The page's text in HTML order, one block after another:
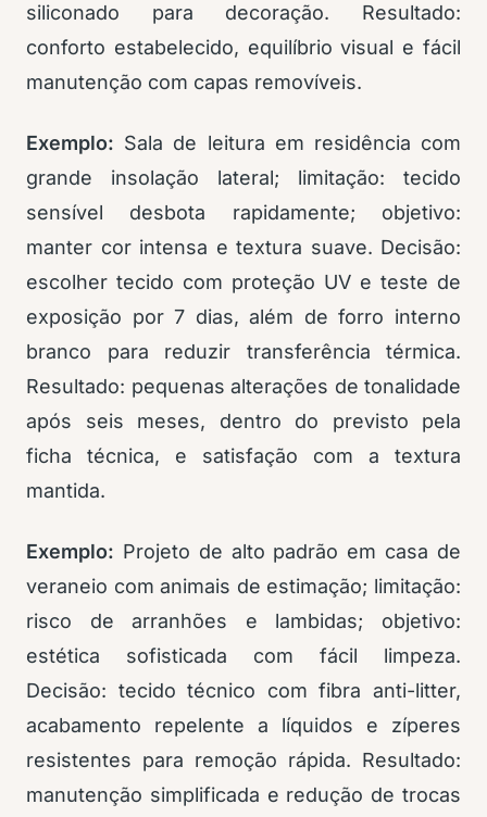
siliconado para decoração. Resultado:
conforto estabelecido, equilíbrio visual e fácil
manutenção com capas removíveis.
Exemplo: Sala de leitura em residência com
grande insolação lateral; limitação: tecido
sensível desbota rapidamente; objetivo:
manter cor intensa e textura suave. Decisão:
escolher tecido com proteção UV e teste de
exposição por 7 dias, além de forro interno
branco para reduzir transferência térmica.
Resultado: pequenas alterações de tonalidade
após seis meses, dentro do previsto pela
ficha técnica, e satisfação com a textura
mantida.
Exemplo: Projeto de alto padrão em casa de
veraneio com animais de estimação; limitação:
risco de arranhões e lambidas; objetivo:
estética sofisticada com fácil limpeza.
Decisão: tecido técnico com fibra anti-litter,
acabamento repelente a líquidos e zíperes
resistentes para remoção rápida. Resultado:
manutenção simplificada e redução de trocas